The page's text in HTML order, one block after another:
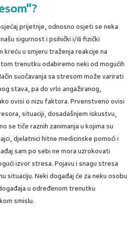
prijetnje, odnosno osjeti se neka
sigurnost i psihički i/ili fizički
u smjeru traženja reakcije na
trenutku odabiremo neki od mogućih
suočavanja sa stresom može varirati
stava, pa do vrlo angažiranog,
ovisi o nizu faktora. Prvenstveno ovisi
situaciji, dosadašnjem iskustvu,
se tiče raznih zanimanja u kojima su
djelatnici hitne medicinske pomoći i
sam po sebi ne mora uzrokovati
izvor stresa. Pojavu i snagu stresa
situaciju. Neki događaj će za neku osobu
u određenom trenutku
smislu.